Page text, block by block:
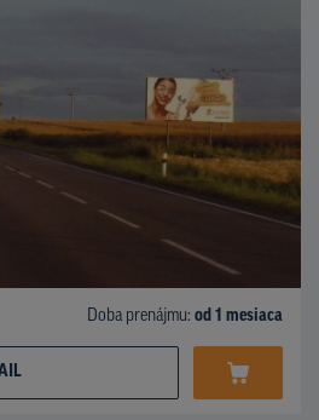
Doba prenájmu: od 1 mesiaca